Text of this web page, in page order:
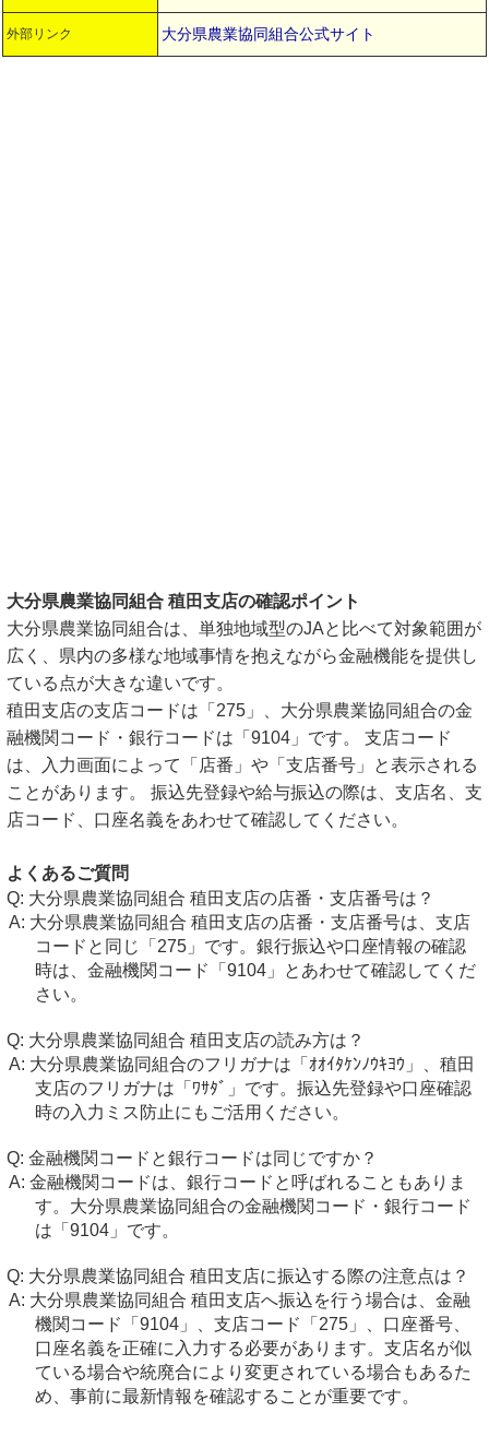
外部リンク 大分県農業協同組合公式サイト
大分県農業協同組合 稙田支店の確認ポイント
大分県農業協同組合は、単独地域型のJAと比べて対象範囲が
広く、県内の多様な地域事情を抱えながら金融機能を提供し
ている点が大きな違いです。
稙田支店の支店コードは「275」、大分県農業協同組合の金
融機関コード・銀行コードは「9104」です。 支店コード
は、入力画面によって「店番」や「支店番号」と表示される
ことがあります。 振込先登録や給与振込の際は、支店名、支
店コード、口座名義をあわせて確認してください。
よくあるご質問
大分県農業協同組合 稙田支店の店番・支店番号は？
大分県農業協同組合 稙田支店の店番・支店番号は、支店
コードと同じ「275」です。銀行振込や口座情報の確認
時は、金融機関コード「9104」とあわせて確認してくだ
さい。
大分県農業協同組合 稙田支店の読み方は？
大分県農業協同組合のフリガナは「ｵｵｲﾀｹﾝﾉｳｷﾖｳ」、稙田
支店のフリガナは「ﾜｻﾀﾞ」です。振込先登録や口座確認
時の入力ミス防止にもご活用ください。
金融機関コードと銀行コードは同じですか？
金融機関コードは、銀行コードと呼ばれることもありま
す。大分県農業協同組合の金融機関コード・銀行コード
は「9104」です。
大分県農業協同組合 稙田支店に振込する際の注意点は？
大分県農業協同組合 稙田支店へ振込を行う場合は、金融
機関コード「9104」、支店コード「275」、口座番号、
口座名義を正確に入力する必要があります。支店名が似
ている場合や統廃合により変更されている場合もあるた
め、事前に最新情報を確認することが重要です。